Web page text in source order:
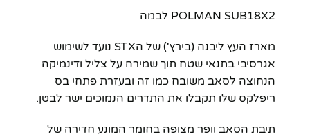
POLMAN SUB18X2 לבמה
מארז העץ ליבנה (בירץ') של הSTX נועד לשימוש
אגרסיבי בתנאי שטח תוך שמירה על צליל ודינמיקה
הנחוצה לסאב משובח כמו זה ובעזרת פתחי בס
ריפלקס שלו תקבלו את התדרים הנמוכים ישר לבטן.
תיבת הסאב וופר מצופה בחומר המונע חדירה של